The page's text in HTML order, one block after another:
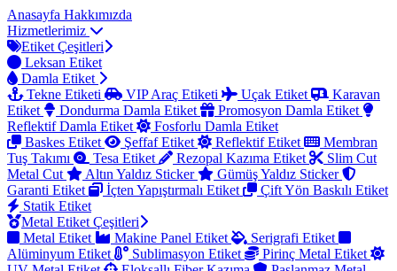
Anasayfa Hakkımızda
Hizmetlerimiz
Etiket Çeşitleri
Leksan Etiket
Damla Etiket
Tekne Etiketi
VIP Araç Etiketi Uçak Etiket
Karavan
Etiket
Dondurma Damla Etiket
Promosyon Damla Etiket
Reflektif Damla Etiket
Fosforlu Damla Etiket
Baskes Etiket
Şeffaf Etiket Reflektif Etiket
Membran
Tuş Takımı
Tesa Etiket Rezopal Kazıma Etiket
Slim Cut
Metal Cut
Altın Yaldız Sticker
Gümüş Yaldız Sticker
Garanti Etiket
İçten Yapıştırmalı Etiket
Çift Yön Baskılı Etiket
Statik Etiket
Metal Etiket Çeşitleri
Metal Etiket
Makine Panel Etiket
Serigrafi Etiket
Alüminyum Etiket
Sublimasyon Etiket
Pirinç Metal Etiket